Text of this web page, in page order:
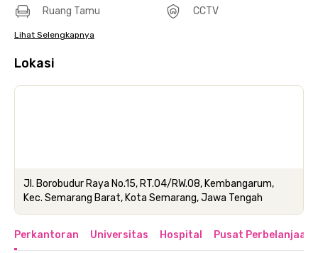
Ruang Tamu CCTV
Lihat Selengkapnya
Lokasi
Jl. Borobudur Raya No.15, RT.04/RW.08, Kembangarum,
Kec. Semarang Barat, Kota Semarang, Jawa Tengah
Perkantoran Universitas Hospital Pusat Perbelanjaan